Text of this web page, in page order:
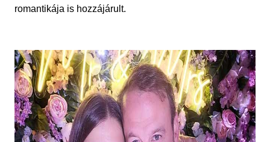
romantikája is hozzájárult.